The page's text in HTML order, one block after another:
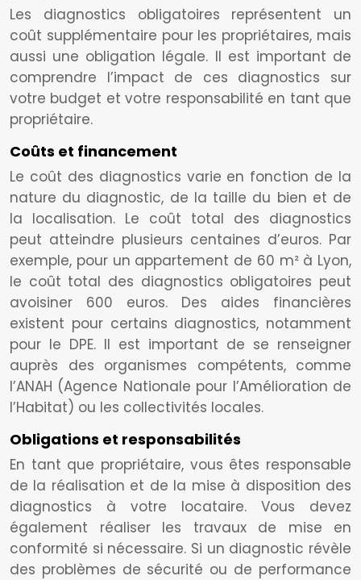
Les diagnostics obligatoires représentent un
coût supplémentaire pour les propriétaires, mais
aussi une obligation légale. Il est important de
comprendre l’impact de ces diagnostics sur
votre budget et votre responsabilité en tant que
propriétaire.
Coûts et financement
Le coût des diagnostics varie en fonction de la
nature du diagnostic, de la taille du bien et de
la localisation. Le coût total des diagnostics
peut atteindre plusieurs centaines d’euros. Par
exemple, pour un appartement de 60 m² à Lyon,
le coût total des diagnostics obligatoires peut
avoisiner 600 euros. Des aides financières
existent pour certains diagnostics, notamment
pour le DPE. Il est important de se renseigner
auprès des organismes compétents, comme
l’ANAH (Agence Nationale pour l’Amélioration de
l’Habitat) ou les collectivités locales.
Obligations et responsabilités
En tant que propriétaire, vous êtes responsable
de la réalisation et de la mise à disposition des
diagnostics à votre locataire. Vous devez
également réaliser les travaux de mise en
conformité si nécessaire. Si un diagnostic révèle
des problèmes de sécurité ou de performance